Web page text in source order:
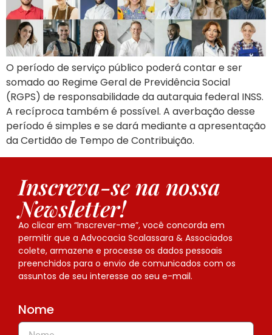
O período de serviço público poderá contar e ser
somado ao Regime Geral de Previdência Social
(RGPS) de responsabilidade da autarquia federal INSS.
A recíproca também é possível. A averbação desse
período é simples e se dará mediante a apresentação
da Certidão de Tempo de Contribuição.
Inscreva-se na nossa
Newsletter!
Ao clicar em “Inscrever-me”, você concorda em
permitir que a Advocacia Scalassara & Associados
colete, armazene e processe os dados pessoais
preenchidos para o envio de comunicados com os
assuntos de seu interesse ao seu e-mail.
Nome